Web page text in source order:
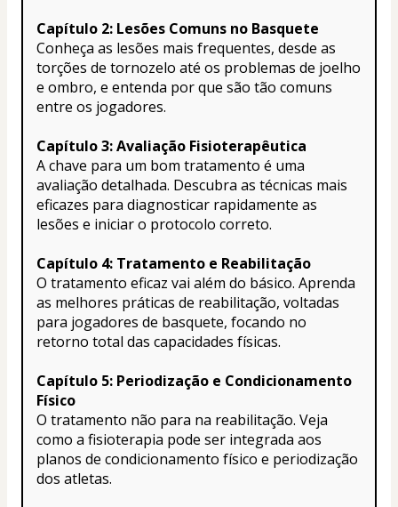
Capítulo 2: Lesões Comuns no Basquete
Conheça as lesões mais frequentes, desde as
torções de tornozelo até os problemas de joelho
e ombro, e entenda por que são tão comuns
entre os jogadores.
Capítulo 3: Avaliação Fisioterapêutica
A chave para um bom tratamento é uma
avaliação detalhada. Descubra as técnicas mais
eficazes para diagnosticar rapidamente as
lesões e iniciar o protocolo correto.
Capítulo 4: Tratamento e Reabilitação
O tratamento eficaz vai além do básico. Aprenda
as melhores práticas de reabilitação, voltadas
para jogadores de basquete, focando no
retorno total das capacidades físicas.
Capítulo 5: Periodização e Condicionamento
Físico
O tratamento não para na reabilitação. Veja
como a fisioterapia pode ser integrada aos
planos de condicionamento físico e periodização
dos atletas.